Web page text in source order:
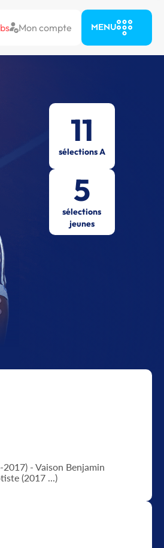
Mon compte MENU
11
sélections A
5
sélections
jeunes
- Vaison Benjamin
(2017 ...)